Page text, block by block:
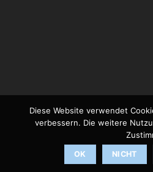
Diese Website verwendet
verbessern. Die weitere
OK NICHT